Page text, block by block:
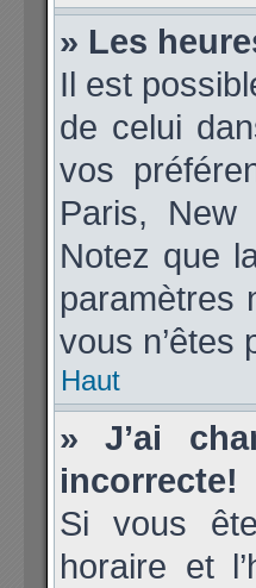
» Les
Il est
de celui
vos
Paris, New
Notez que
paramètres
vous n’êtes
Haut
» J’ai
incorrecte!
Si vous
horaire et